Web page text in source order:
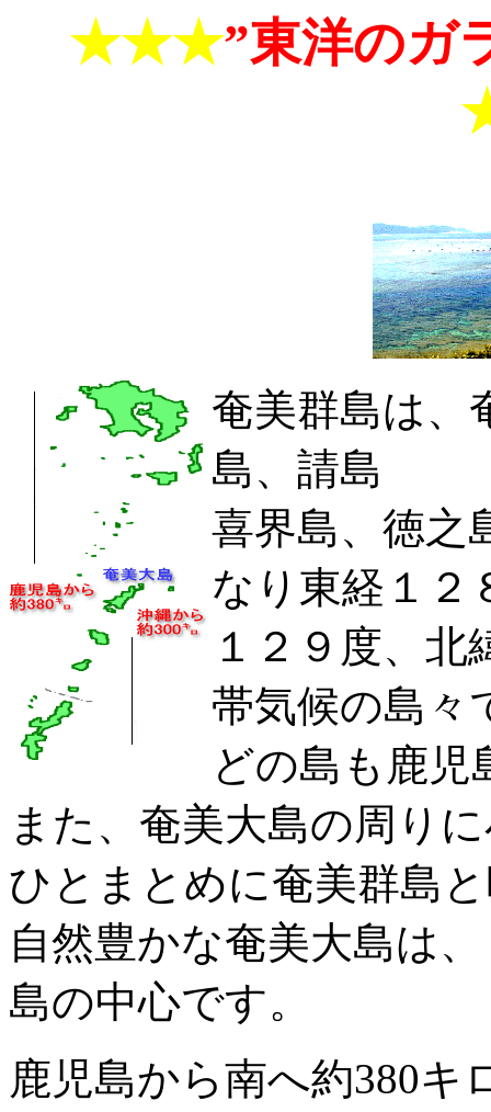
★★★”東洋のガ
奄美群島は、
島、請島
喜界島、徳之
なり東経１２
１２９度、
帯気候の島々
どの島も鹿児
また、奄美大島の周り
ひとまとめに奄美群島
自然豊かな奄美大島は
島の中心です。
鹿児島から南へ約380キ